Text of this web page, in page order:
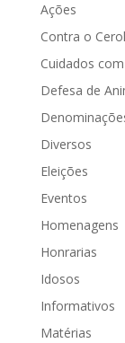
Ações
Contra o Cerol
Cuidados
Defesa de
Diversos
Eleições
Eventos
Homenagens
Honrarias
Idosos
Informativos
Matérias